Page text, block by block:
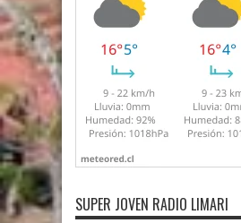
SUPER JOVEN RADIO LIMARI